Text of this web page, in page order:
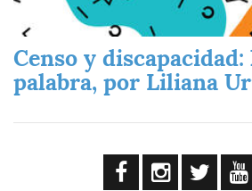
Censo y
palabra, por Liliana